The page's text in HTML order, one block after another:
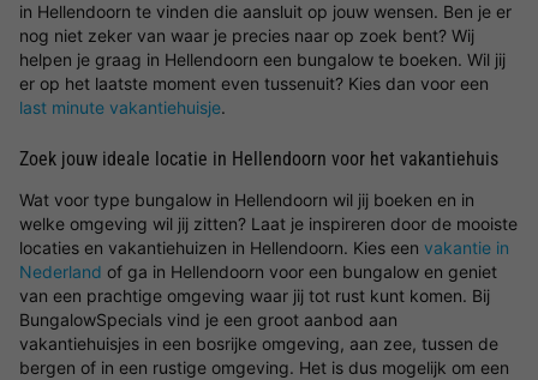
in Hellendoorn te vinden die aansluit op jouw wensen. Ben je er
nog niet zeker van waar je precies naar op zoek bent? Wij
helpen je graag in Hellendoorn een bungalow te boeken. Wil jij
er op het laatste moment even tussenuit? Kies dan voor een
last minute vakantiehuisje.
Zoek jouw ideale locatie in Hellendoorn voor het vakantiehuis
Wat voor type bungalow in Hellendoorn wil jij boeken en in
welke omgeving wil jij zitten? Laat je inspireren door de mooiste
locaties en vakantiehuizen in Hellendoorn. Kies een vakantie in
Nederland of ga in Hellendoorn voor een bungalow en geniet
van een prachtige omgeving waar jij tot rust kunt komen. Bij
BungalowSpecials vind je een groot aanbod aan
vakantiehuisjes in een bosrijke omgeving, aan zee, tussen de
bergen of in een rustige omgeving. Het is dus mogelijk om een